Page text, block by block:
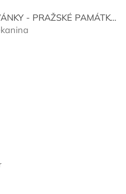
VYSTŘIHOVÁNKY - PRAŽSKÉ PAMÁTKY
je 5 z 5 hvězdiček.